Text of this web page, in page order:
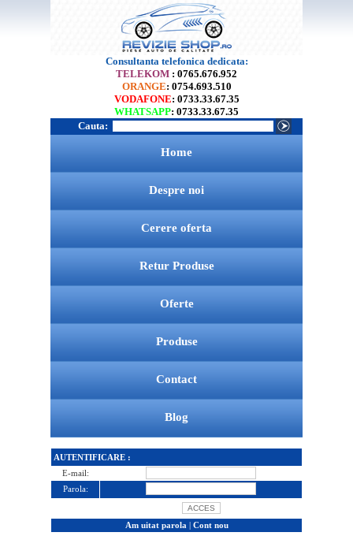
Consultanta telefonica dedicata:
TELEKOM : 0765.676.952
ORANGE: 0754.693.510
VODAFONE: 0733.33.67.35
WHATSAPP: 0733.33.67.35
Cauta:
Home
Despre noi
Cerere oferta
Retur Produse
Oferte
Produse
Contact
Blog
AUTENTIFICARE :
E-mail:
Parola:
Am uitat parola | Cont nou